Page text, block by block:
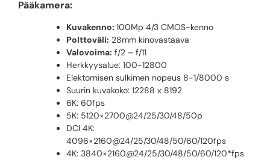
Pääkamera:
Kuvakenno: 100Mp 4/3 CMOS-kenno
Polttoväli: 28mm kinovastaava
Valovoima: f/2 – f/11
Herkkyysalue: 100-12800
Elektornisen sulkimen nopeus 8-1/8000 s
Suurin kuvakoko: 12288 x 8192
6K: 60fps
5K: 5120×2700@24/25/30/48/50p
DCI 4K:
4096×2160@24/25/30/48/50/60/120fps
4K: 3840×2160@24/25/30/48/50/60/120*fps